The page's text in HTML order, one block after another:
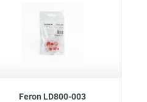
Feron LD800-003